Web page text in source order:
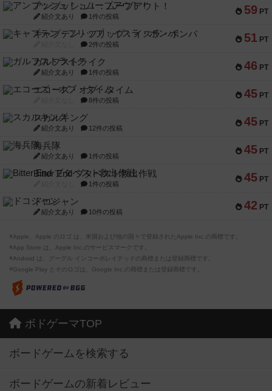
59 PT
アンブッシュ！：ムーブアウト！
紹介文あり 1件の投稿
51 PT
キャプテン・フリップ：イスラ・ボンバ
2件の投稿
46 PT
ガルフストライク
紹介文あり 1件の投稿
45 PT
エコーズ・オブ・タイム
8件の投稿
45 PT
スカルキング
紹介文あり 12件の投稿
45 PT
海兵隊
紹介文あり 1件の投稿
45 PT
Bitter End ブタペスト救出作戦
1件の投稿
42 PT
ドコジャン
紹介文あり 10件の投稿
※Apple、Apple のロゴ は、米国および他の国々で登録されたApple Inc.の商標です。
※App Store は、Apple Inc.のサービスマークです。
※Android は、グーグル インコーポレイテッドの商標または登録商標です。
※Google Play とそのロゴは、Google Inc.の商標または登録商標です。
ボドゲーマTOP
ボードゲームを検索する
ボードゲームの新着レビュー